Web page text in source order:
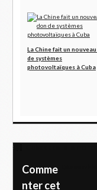
La Chine fait un
de systèmes
photovoltaïques à Cuba
Comme
nter cet